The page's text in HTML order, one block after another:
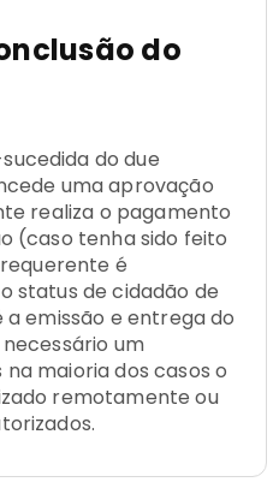
do
do due
uma aprovação
realiza o pagamento
(caso tenha sido feito
é
status de cidadão de
a emissão e entrega do
um
maioria dos casos o
remotamente ou